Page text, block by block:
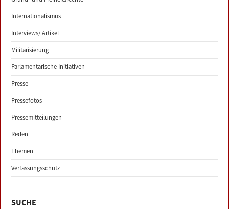
Internationalismus
Interviews/ Artikel
Militarisierung
Parlamentarische Initiativen
Presse
Pressefotos
Pressemitteilungen
Reden
Themen
Verfassungsschutz
SUCHE